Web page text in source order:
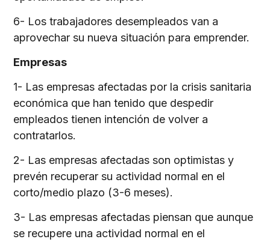
6- Los trabajadores desempleados van a
aprovechar su nueva situación para emprender.
Empresas
1- Las empresas afectadas por la crisis sanitaria
económica que han tenido que despedir
empleados tienen intención de volver a
contratarlos.
2- Las empresas afectadas son optimistas y
prevén recuperar su actividad normal en el
corto/medio plazo (3-6 meses).
3- Las empresas afectadas piensan que aunque
se recupere una actividad normal en el